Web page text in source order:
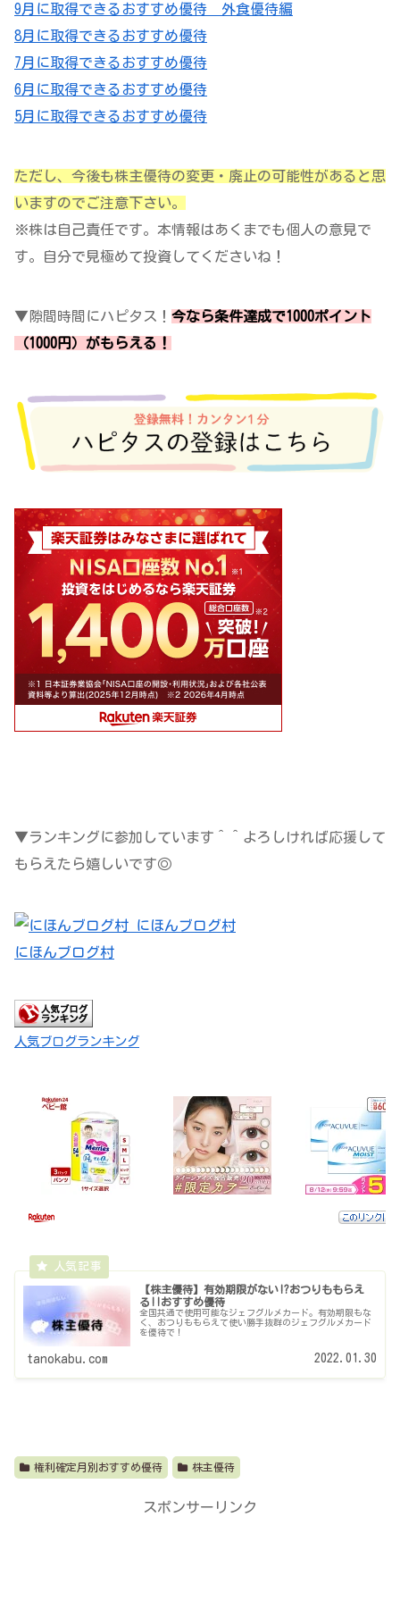
9月に取得できるおすすめ優待 外食優待編
8月に取得できるおすすめ優待
7月に取得できるおすすめ優待
6月に取得できるおすすめ優待
5月に取得できるおすすめ優待
ただし、今後も株主優待の変更・廃止の可能性があると思
いますのでご注意下さい。
※株は自己責任です。本情報はあくまでも個人の意見で
す。自分で見極めて投資してくださいね！
▼隙間時間にハピタス！ 今なら条件達成で1000ポイント
（1000円）がもらえる！
▼ランキングに参加しています＾＾よろしければ応援して
もらえたら嬉しいです◎
にほんブログ村
人気ブログランキング
【株主優待】有効期限がない!?おつりももらえ
る!!おすすめ優待
全国共通で使用可能なジェフグルメカード。有効期限もな
く、おつりももらえて使い勝手抜群のジェフグルメカード
を優待で！
tanokabu.com 2022.01.30
権利確定月別おすすめ優待 株主優待
スポンサーリンク